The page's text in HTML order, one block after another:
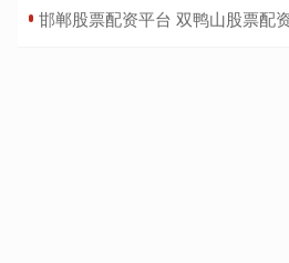
邯郸股票配资平台 双鸭山股票配资：助您把握投资